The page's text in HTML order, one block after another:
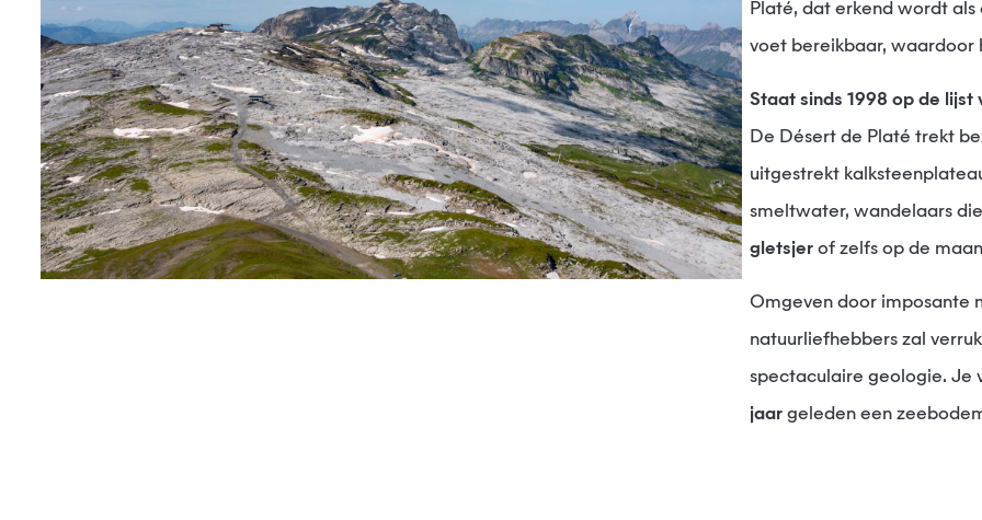
Platé, dat erkend wordt als
voet bereikbaar, waardoor
Staat sinds 1998 op de
De Désert de Platé trekt
uitgestrekt
smeltwater, wandelaars
gletsjer of zelfs op de
Omgeven door
natuurliefhebbers zal
spectaculaire geologie. Je
jaar geleden een